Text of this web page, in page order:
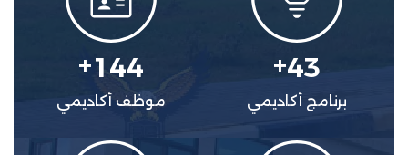
43
+
برنامج أكاديمي
144
+
موظف أكاديمي